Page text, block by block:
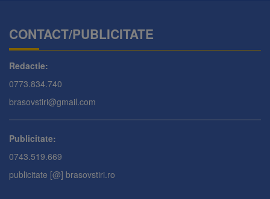
CONTACT/PUBLICITATE
Redactie:
0773.834.740
brasovstiri@gmail.com
Publicitate:
0743.519.669
publicitate [@] brasovstiri.ro